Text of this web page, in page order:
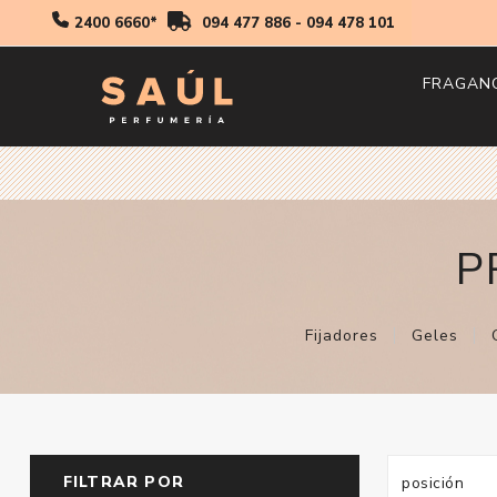
2400 6660* 094 477 886 - 094 478 101
Niños
Fijadores Geles
FILTRAR POR